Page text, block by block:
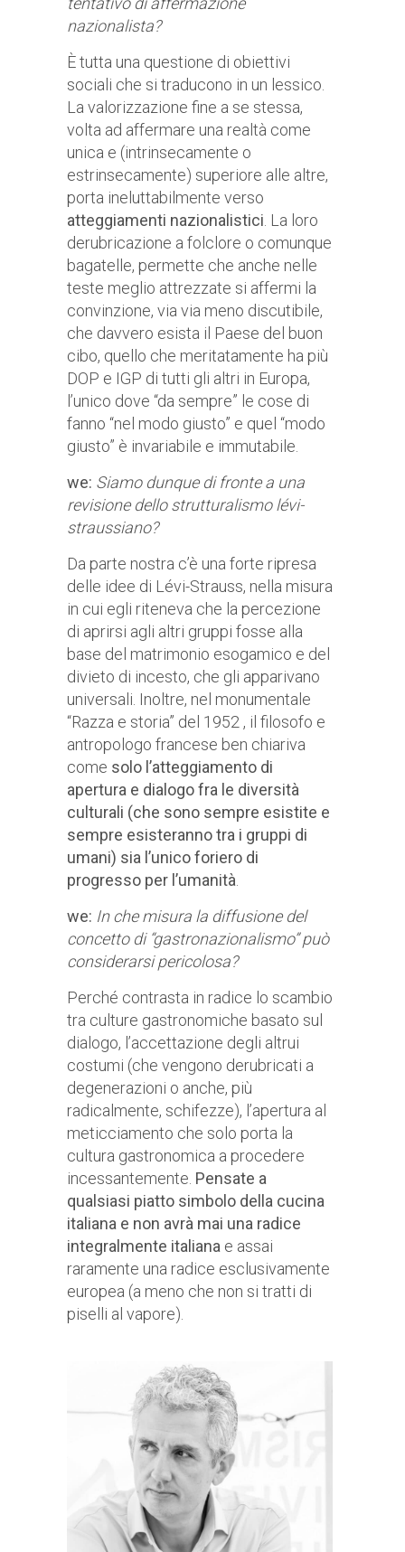
nazionalista?
È tutta una questione di obiettivi
sociali che si traducono in un lessico.
La valorizzazione fine a se stessa,
volta ad affermare una realtà come
unica e (intrinsecamente o
estrinsecamente) superiore alle altre,
porta ineluttabilmente verso
atteggiamenti nazionalistici . La loro
derubricazione a folclore o comunque
bagatelle, permette che anche nelle
teste meglio attrezzate si affermi la
convinzione, via via meno discutibile,
che davvero esista il Paese del buon
cibo, quello che meritatamente ha più
DOP e IGP di tutti gli altri in Europa,
l’unico dove “da sempre” le cose di
fanno “nel modo giusto” e quel “modo
giusto” è invariabile e immutabile.
we: Siamo dunque di fronte a una
revisione dello strutturalismo lévi-
straussiano?
Da parte nostra c’è una forte ripresa
delle idee di Lévi-Strauss, nella misura
in cui egli riteneva che la percezione
di aprirsi agli altri gruppi fosse alla
base del matrimonio esogamico e del
divieto di incesto, che gli apparivano
universali. Inoltre, nel monumentale
“Razza e storia” del 1952 , il filosofo e
antropologo francese ben chiariva
come solo l’atteggiamento di
apertura e dialogo fra le diversità
culturali (che sono sempre esistite e
sempre esisteranno tra i gruppi di
umani) sia l’unico foriero di
progresso per l’umanità
we: In che misura la diffusione del
concetto di “gastronazionalismo” può
considerarsi pericolosa?
Perché contrasta in radice lo scambio
tra culture gastronomiche basato sul
dialogo, l’accettazione degli altrui
costumi (che vengono derubricati a
degenerazioni o anche, più
radicalmente, schifezze), l’apertura al
meticciamento che solo porta la
cultura gastronomica a procedere
incessantemente. Pensate a
qualsiasi piatto simbolo della cucina
italiana e non avrà mai una radice
integralmente italiana e assai
raramente una radice esclusivamente
europea (a meno che non si tratti di
piselli al vapore).